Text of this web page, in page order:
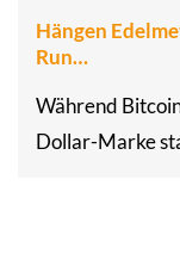
Hängen
Run…
Während
Dollar-Marke